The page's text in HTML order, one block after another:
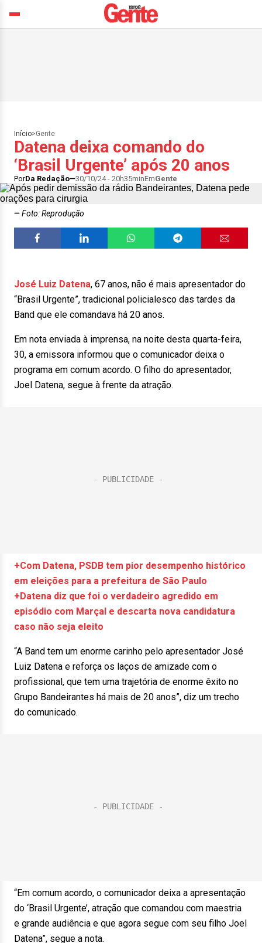
Início>Gente
Datena deixa comando do
‘Brasil Urgente’ após 20 anos
PorDa Redação 30/10/24 - 20h35minEmGente
Foto: Reprodução
José Luiz Datena, 67 anos, não é mais apresentador do
“Brasil Urgente”, tradicional policialesco das tardes da
Band que ele comandava há 20 anos.
Em nota enviada à imprensa, na noite desta quarta-feira,
30, a emissora informou que o comunicador deixa o
programa em comum acordo. O filho do apresentador,
Joel Datena, segue à frente da atração.
+Com Datena, PSDB tem pior desempenho histórico
em eleições para a prefeitura de São Paulo
+Datena diz que foi o verdadeiro agredido em
episódio com Marçal e descarta nova candidatura
caso não seja eleito
“A Band tem um enorme carinho pelo apresentador José
Luiz Datena e reforça os laços de amizade com o
profissional, que tem uma trajetória de enorme êxito no
Grupo Bandeirantes há mais de 20 anos”, diz um trecho
do comunicado.
“Em comum acordo, o comunicador deixa a apresentação
do ‘Brasil Urgente’, atração que comandou com maestria
e grande audiência e que agora segue com seu filho Joel
Datena”, segue a nota.